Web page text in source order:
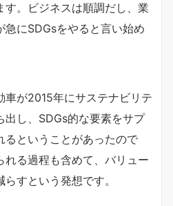
す。ビジネスは順調だし、業
にSDGsをやると言い始め
車が2015年にサステナビリテ
出し、SDGs的な要素をサプ
るということがあったので
れる過程も含めて、バリュー
すという発想です。